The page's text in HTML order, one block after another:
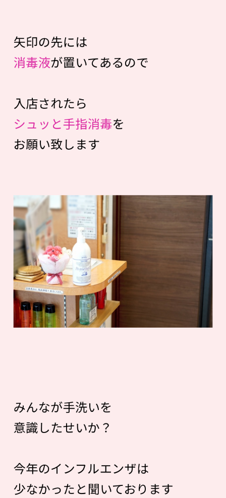
矢印の先には
消毒液が置いてあるので
入店されたら
シュッと手指消毒を
お願い致します
みんなが手洗いを
意識したせいか？
今年のインフルエンザは
少なかったと聞いております